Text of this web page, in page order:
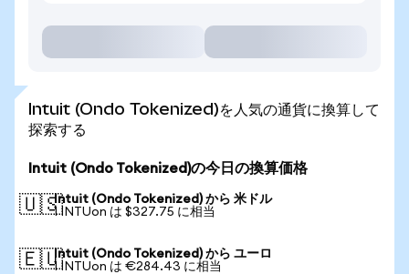
Intuit (Ondo Tokenized)を人気の通貨に換算して
探索する
Intuit (Ondo Tokenized)の今日の換算価格
🇺🇸Intuit (Ondo Tokenized) から 米ドル
1 INTUon は $327.75 に相当
🇪🇺Intuit (Ondo Tokenized) から ユーロ
1 INTUon は €284.43 に相当